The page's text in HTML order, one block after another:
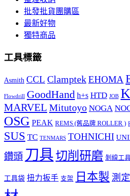
批發批貨團購區
最新好物
獨特商品
工具標籤
Asmith CCL ClamptekEHOMA
Flowdrill GoodHand h+s HTD JOB
MARVEL Mitutoyo NOGA
OSG PEAK REMS (舊品牌 ROLLER )
SUS TC TENMARS TOHNICHI
鑽頭 刀具切削研磨 剝線工具
工具袋 扭力扳手 支架 日本製 測